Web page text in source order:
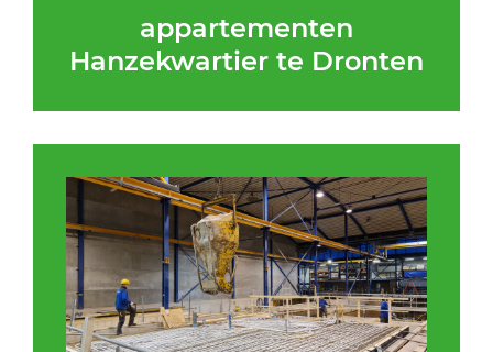
appartementen
Hanzekwartier te Dronten